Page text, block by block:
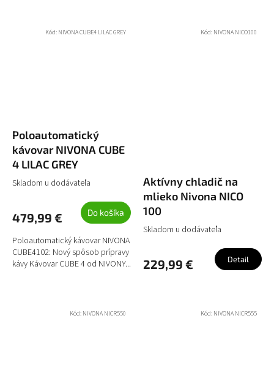
Poloautomatický
kávovar NIVONA CUBE
4 LILAC GREY
Skladom u dodávateľa
479,99 € Do košíka
Poloautomatický kávovar NIVONA
CUBE4102: Nový spôsob prípravy
kávy Kávovar CUBE 4 od NIVONY...
Kód: NIVONA CUBE4 LILAC GREY
Aktívny chladič na
mlieko Nivona NICO
100
Skladom u dodávateľa
229,99 € Detail
Kód: NIVONA NICO100
Kód: NIVONA NICR550 Kód: NIVONA NICR555